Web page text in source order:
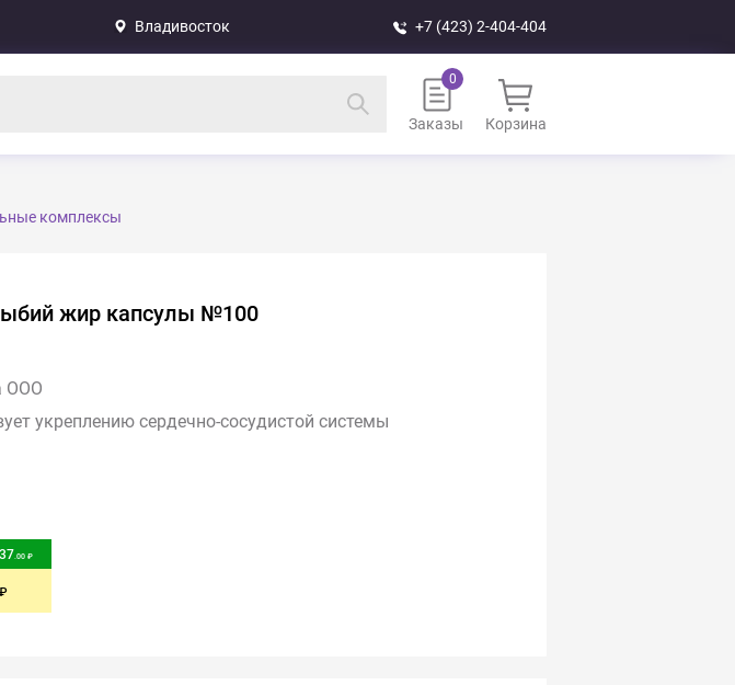
Владивосток +7 (423) 2-404-404
Заказы Корзина
комплексы
жир капсулы №100
ООО
укреплению сердечно-сосудистой системы
.00